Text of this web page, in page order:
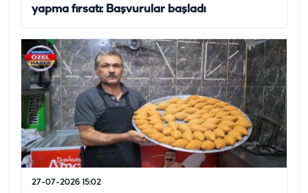
yapma fırsatı: Başvurular başladı
27-07-2026 15:02